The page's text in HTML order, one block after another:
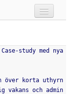
study med nya
över korta uthyrn
och admin